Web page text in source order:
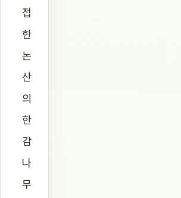
접
한
논
산
의
한
감
나
무